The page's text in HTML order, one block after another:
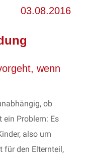
03.08.2016
wenn
ob
ein Problem: Es
also um
für den Elternteil,